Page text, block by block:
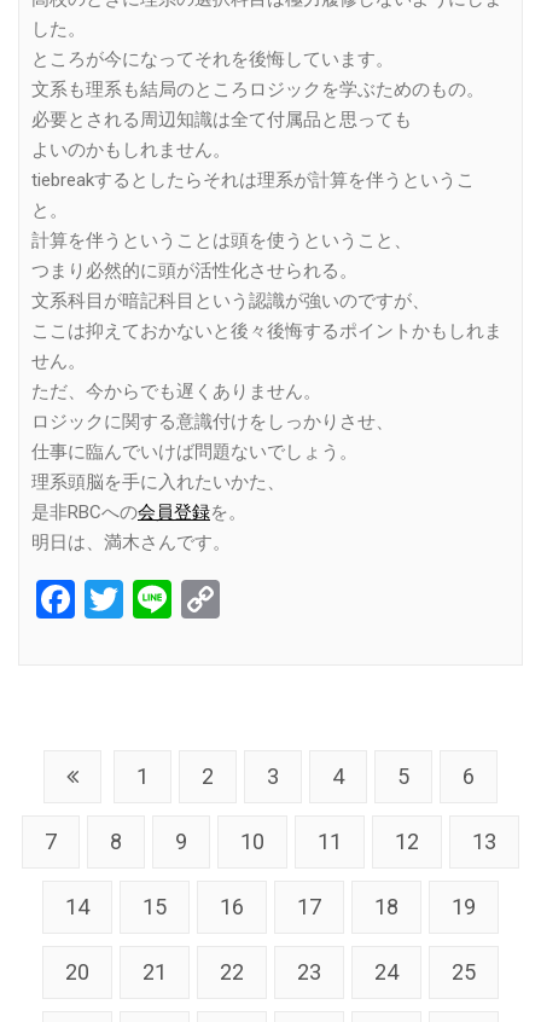
した。
ところが今になってそれを後悔しています。
文系も理系も結局のところロジックを学ぶためのもの。
必要とされる周辺知識は全て付属品と思っても
よいのかもしれません。
tiebreakするとしたらそれは理系が計算を伴うというこ
と。
計算を伴うということは頭を使うということ、
つまり必然的に頭が活性化させられる。
文系科目が暗記科目という認識が強いのですが、
ここは抑えておかないと後々後悔するポイントかもしれま
せん。
ただ、今からでも遅くありません。
ロジックに関する意識付けをしっかりさせ、
仕事に臨んでいけば問題ないでしょう。
理系頭脳を手に入れたいかた、
是非RBCへの会員登録を。
明日は、満木さんです。
Facebook
Twitter
Line
1 2 3 4 5 6
7 8 9 10 11 12 13
14 15 16 17 18 19
20 21 22 23 24 25